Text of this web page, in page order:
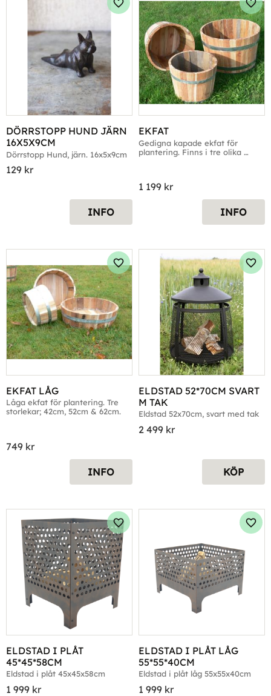
DÖRRSTOPP HUND JÄRN
16X5X9CM
Dörrstopp Hund, järn. 16x5x9cm
129 kr
Lägg till i favoriter
INFO
EKFAT
Gedigna kapade ekfat för
plantering. Finns i tre olika
1 199 kr
INFO
EKFAT LÅG
Låga ekfat för plantering. Tre
storlekar; 42cm, 52cm & 62cm.
749 kr
Lägg till i favoriter
INFO
ELDSTAD 52*70CM SVART
M TAK
Eldstad 52x70cm, svart med tak
2 499 kr
KÖP
ELDSTAD I PLÅT
45*45*58CM
Eldstad i plåt 45x45x58cm
1 999 kr
Lägg till i favoriter
ELDSTAD I PLÅT LÅG
55*55*40CM
Eldstad i plåt låg 55x55x40cm
1 999 kr